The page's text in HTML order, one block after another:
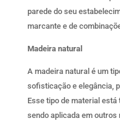
parede do seu
marcante e de
Madeira natural
A madeira natural é um
sofisticação e elegância,
Esse tipo de material
sendo aplicada em